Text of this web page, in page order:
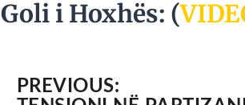
Goli i Hoxhës: (
PREVIOUS: